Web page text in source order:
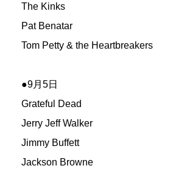
The Kinks
Pat Benatar
Tom Petty & the Heartbreakers
●9月5日
Grateful Dead
Jerry Jeff Walker
Jimmy Buffett
Jackson Browne